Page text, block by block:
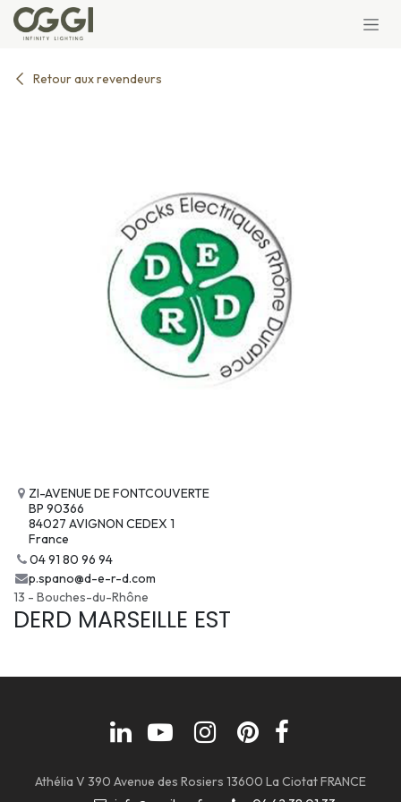
Se rendre au contenu
Retour aux revendeurs
ZI-AVENUE DE FONTCOUVERTE
BP 90366
84027 AVIGNON CEDEX 1
France
04 91 80 96 94
p.spano@d-e-r-d.com
13 - Bouches-du-Rhône
DERD MARSEILLE EST
Athélia V 390 Avenue des Rosiers 13600 La Ciotat FRANCE